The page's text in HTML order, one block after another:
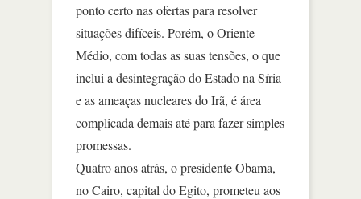
ponto certo nas ofertas para resolver
situações difíceis. Porém, o Oriente
Médio, com todas as suas tensões, o que
inclui a desintegração do Estado na Síria
e as ameaças nucleares do Irã, é área
complicada demais até para fazer simples
promessas.
Quatro anos atrás, o presidente Obama,
no Cairo, capital do Egito, prometeu aos